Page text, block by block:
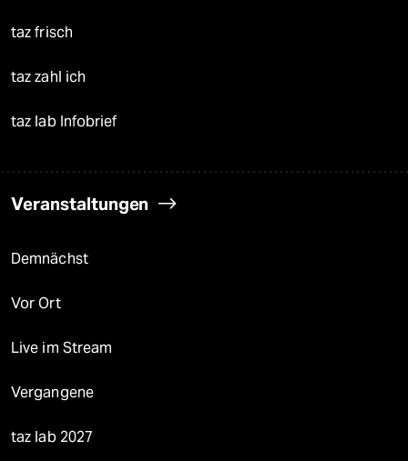
taz frisch
taz zahl ich
taz lab Infobrief
Veranstaltungen
Demnächst
Vor Ort
Live im Stream
Vergangene
taz lab 2027